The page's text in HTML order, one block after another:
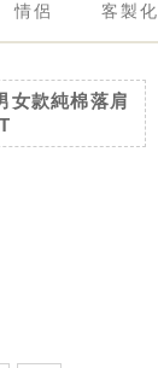
情侶 客製化
女款純棉落肩